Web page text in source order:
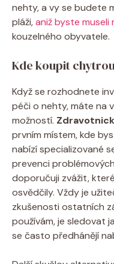
nehty, a vy se budete
pláži,aniž byste museli
kouzelného obyvatele.
Kde koupit
Když se rozhodnete
péči o nehty, máte na
možností.
prvním místem, kde
nabízí specializované
prevenci
doporučuji zvážit,
osvědčily. Vždy je
zkušenosti ostatních
používám, je sledovat
se často předhánějí